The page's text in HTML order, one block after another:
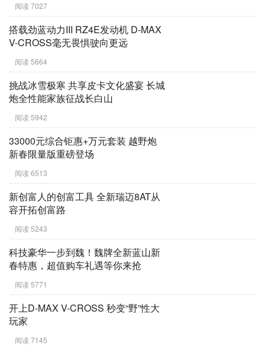
阅读 7027
搭载劲蓝动力III RZ4E发动机 D-MAX
V-CROSS毫无畏惧驶向更远
阅读 5664
挑战冰雪极寒 共享皮卡文化盛宴 长城
炮全性能家族征战长白山
阅读 5942
33000元综合钜惠+万元套装 越野炮
新春限量版重磅登场
阅读 6513
新创富人的创富工具 全新瑞迈8AT从
容开拓创富路
阅读 5243
科技豪华一步到魏！魏牌全新蓝山新
春特惠，超值购车礼遇等你来抢
阅读 5771
开上D-MAX V-CROSS 秒变“野”性大
玩家
阅读 7145